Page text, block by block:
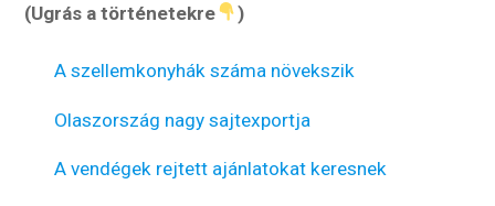
(Ugrás a történetekre )
A szellemkonyhák száma növekszik
Olaszország nagy sajtexportja
A vendégek rejtett ajánlatokat keresnek